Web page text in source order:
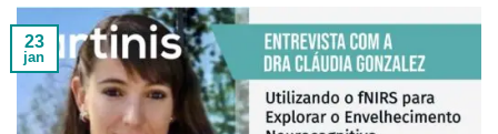
23
jan